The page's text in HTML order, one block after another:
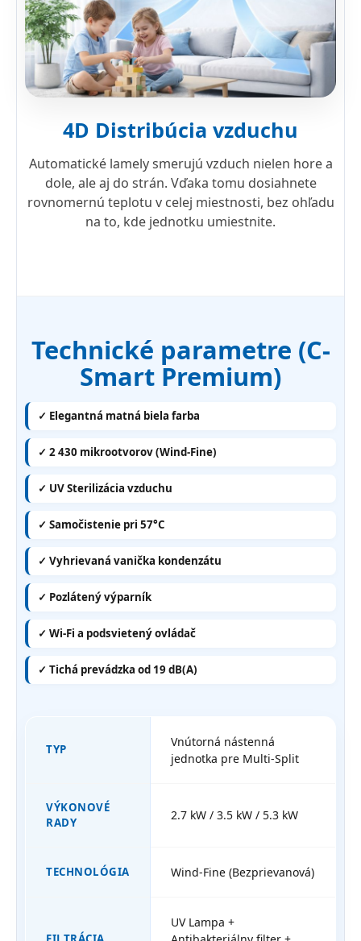
4D Distribúcia vzduchu
Automatické lamely smerujú vzduch nielen hore a
dole, ale aj do strán. Vďaka tomu dosiahnete
rovnomernú teplotu v celej miestnosti, bez ohľadu
na to, kde jednotku umiestnite.
Technické parametre (C-
Smart Premium)
✓ Elegantná matná biela farba
✓ 2 430 mikrootvorov (Wind-Fine)
✓ UV Sterilizácia vzduchu
✓ Samočistenie pri 57°C
✓ Vyhrievaná vanička kondenzátu
✓ Pozlátený výparník
✓ Wi-Fi a podsvietený ovládač
✓ Tichá prevádzka od 19 dB(A)
TYP
Vnútorná nástenná
jednotka pre Multi-Split
VÝKONOVÉ
RADY
2.7 kW / 3.5 kW / 5.3 kW
TECHNOLÓGIA Wind-Fine (Bezprievanová)
UV Lampa +